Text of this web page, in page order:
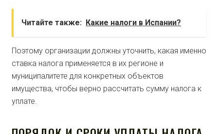
Читайте также: Какие налоги в Испании?
Поэтому организации должны уточнить, какая именно
ставка налога применяется в их регионе и
муниципалитете для конкретных объектов
имущества, чтобы верно рассчитать сумму налога к
уплате.